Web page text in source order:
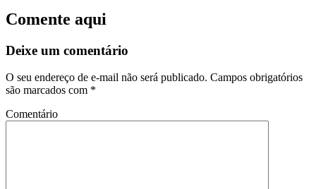
Comente aqui
Deixe um comentário
O seu endereço de e-mail não será publicado. Campos obrigatórios
são marcados com *
Comentário